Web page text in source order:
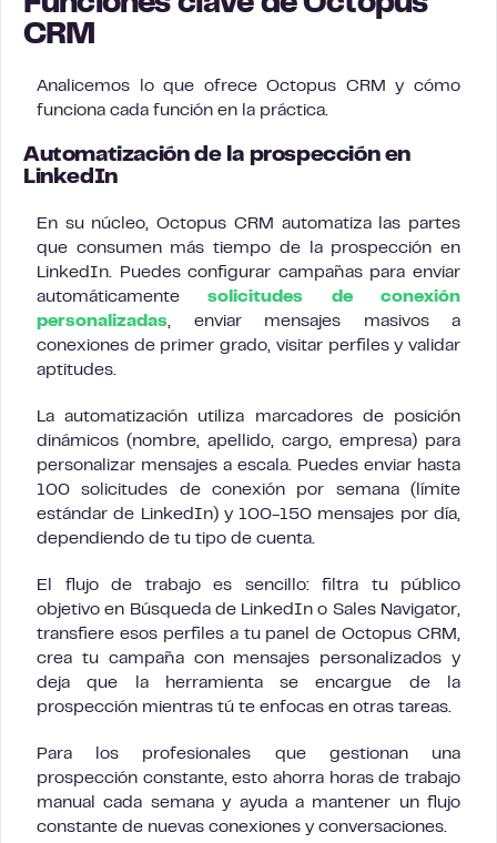
CRM
Analicemos lo que ofrece Octopus CRM y cómo
funciona cada función en la práctica.
Automatización de la prospección en
LinkedIn
En su núcleo, Octopus CRM automatiza las partes
que consumen más tiempo de la prospección en
LinkedIn. Puedes configurar campañas para enviar
automáticamentesolicitudes de conexión
personalizadas, enviar mensajes masivos a
conexiones de primer grado, visitar perfiles y validar
aptitudes.
La automatización utiliza marcadores de posición
dinámicos (nombre, apellido, cargo, empresa) para
personalizar mensajes a escala. Puedes enviar hasta
100 solicitudes de conexión por semana (límite
estándar de LinkedIn) y 100-150 mensajes por día,
dependiendo de tu tipo de cuenta.
El flujo de trabajo es sencillo: filtra tu público
objetivo en Búsqueda de LinkedIn o Sales Navigator,
transfiere esos perfiles a tu panel de Octopus CRM,
crea tu campaña con mensajes personalizados y
deja que la herramienta se encargue de la
prospección mientras tú te enfocas en otras tareas.
Para los profesionales que gestionan una
prospección constante, esto ahorra horas de trabajo
manual cada semana y ayuda a mantener un flujo
constante de nuevas conexiones y conversaciones.